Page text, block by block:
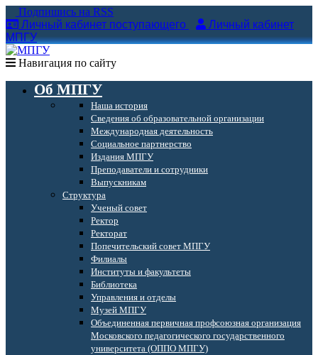
Подпишись на RSS
Личный кабинет поступающего
Личный кабинет
МПГУ
Навигация по сайту
Об МПГУ
Наша история
Сведения об образовательной организации
Международная деятельность
Социальное партнерство
Издания МПГУ
Преподаватели и сотрудники
Выпускникам
Структура
Ученый совет
Ректор
Ректорат
Попечительский совет МПГУ
Филиалы
Институты и факультеты
Библиотека
Управления и отделы
Музей МПГУ
Объединенная первичная профсоюзная организация
Московского педагогического государственного
университета (ОППО МПГУ)